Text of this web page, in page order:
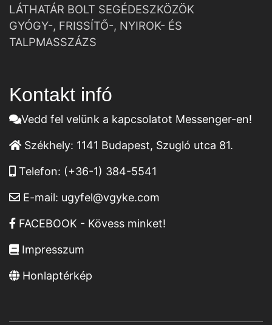
LÁTHATÁR BOLT SEGÉDESZKÖZÖK
GYÓGY-, FRISSÍTŐ-, NYIROK- ÉS
TALPMASSZÁZS
Kontakt infó
Vedd fel velünk a kapcsolatot Messenger-en!
Székhely: 1141 Budapest, Szugló utca 81.
Telefon: (+36-1) 384-5541
E-mail: ugyfel@vgyke.com
FACEBOOK - Kövess minket!
Impresszum
Honlaptérkép